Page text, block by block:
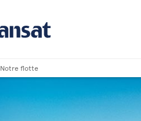
Notre flotte